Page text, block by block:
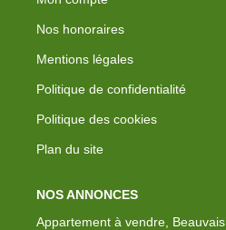
Nos honoraires
Mentions légales
Politique de confidentialité
Politique des cookies
Plan du site
NOS ANNONCES
Appartement à vendre, Beauvais